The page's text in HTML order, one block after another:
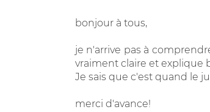
bonjour à tous,
je n'arrive pas à
vraiment claire et explique
Je sais que c'est quand le
merci d'avance!